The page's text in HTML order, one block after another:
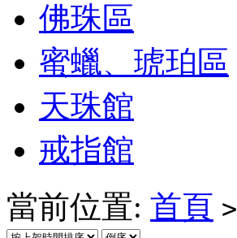
佛珠區
蜜蠟、琥珀區
天珠館
戒指館
當前位置: 首頁 >